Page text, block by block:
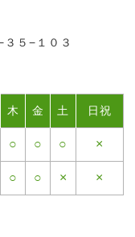
５−１０３
木 金 土 日祝
○ ○ ○ ×
○ ○ × ×